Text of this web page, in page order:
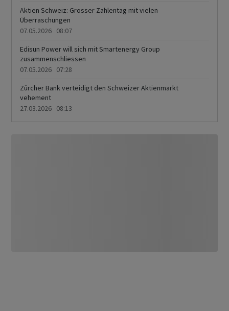
Aktien Schweiz: Grosser Zahlentag mit vielen
Überraschungen
07.05.2026 08:07
Edisun Power will sich mit Smartenergy Group
zusammenschliessen
07.05.2026 07:28
Zürcher Bank verteidigt den Schweizer Aktienmarkt
vehement
27.03.2026 08:13